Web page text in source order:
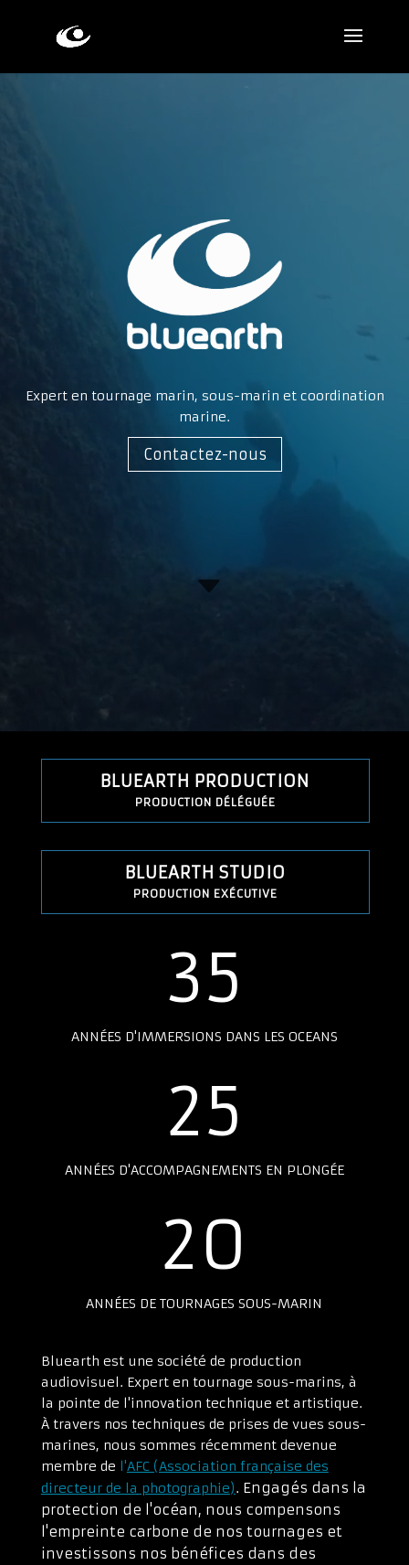
Expert en tournage marin, sous-marin et coordination
marine.
Contactez-nous
C
BLUEARTH PRODUCTION
PRODUCTION DÉLÉGUÉE
BLUEARTH STUDIO
PRODUCTION EXÉCUTIVE
35
ANNÉES D'IMMERSIONS DANS LES OCEANS
25
ANNÉES D'ACCOMPAGNEMENTS EN PLONGÉE
20
ANNÉES DE TOURNAGES SOUS-MARIN
Bluearth est une société de production
audiovisuel. Expert en tournage sous-marins, à
la pointe de l'innovation technique et artistique.
À travers nos techniques de prises de vues sous-
marines, nous sommes récemment devenue
membre de l'AFC (Association française des
directeur de la photographie). Engagés dans la
protection de l'océan, nous compensons
l'empreinte carbone de nos tournages et
investissons nos bénéfices dans des